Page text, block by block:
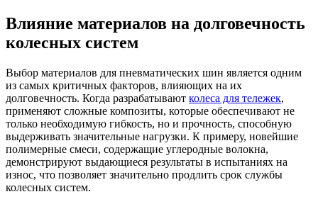
Влияние материалов на долговечность
колесных систем
Выбор материалов для пневматических шин является одним
из самых критичных факторов, влияющих на их
долговечность. Когда разрабатывают колеса для тележек,
применяют сложные композиты, которые обеспечивают не
только необходимую гибкость, но и прочность, способную
выдерживать значительные нагрузки. К примеру, новейшие
полимерные смеси, содержащие углеродные волокна,
демонстрируют выдающиеся результаты в испытаниях на
износ, что позволяет значительно продлить срок службы
колесных систем.